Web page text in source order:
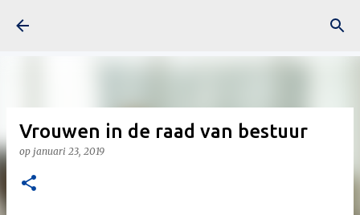
Vrouwen in de raad van bestuur
op januari 23, 2019